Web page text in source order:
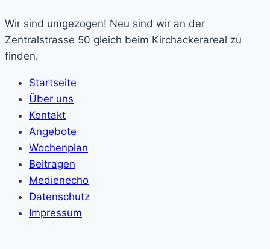
Wir sind umgezogen! Neu sind wir an der
Zentralstrasse 50 gleich beim Kirchackerareal zu
finden.
Startseite
Über uns
Kontakt
Angebote
Wochenplan
Beitragen
Medienecho
Datenschutz
Impressum